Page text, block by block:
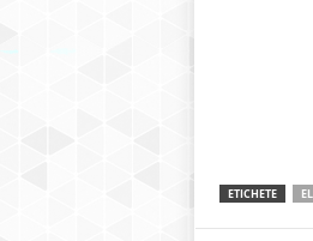
ETICHETE